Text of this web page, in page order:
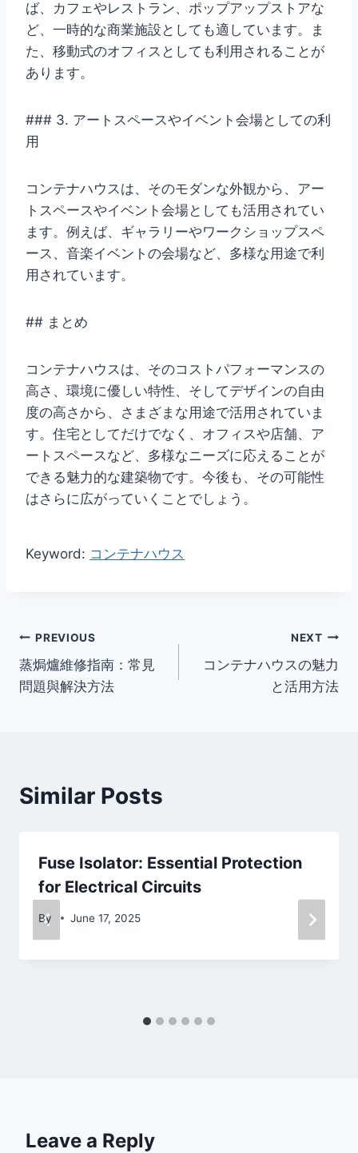
ば、カフェやレストラン、ポップアップストアな
ど、一時的な商業施設としても適しています。ま
た、移動式のオフィスとしても利用されることが
あります。
### 3. アートスペースやイベント会場としての利
用
コンテナハウスは、そのモダンな外観から、アー
トスペースやイベント会場としても活用されてい
ます。例えば、ギャラリーやワークショップスペ
ース、音楽イベントの会場など、多様な用途で利
用されています。
## まとめ
コンテナハウスは、そのコストパフォーマンスの
高さ、環境に優しい特性、そしてデザインの自由
度の高さから、さまざまな用途で活用されていま
す。住宅としてだけでなく、オフィスや店舗、ア
ートスペースなど、多様なニーズに応えることが
できる魅力的な建築物です。今後も、その可能性
はさらに広がっていくことでしょう。
Keyword: コンテナハウス
Post
navigation
PREVIOUS
蒸焗爐維修指南：常見
問題與解決方法
NEXT
コンテナハウスの魅力
と活用方法
Similar Posts
Fuse Isolator: Essential Protection
for Electrical Circuits
By June 17, 2025
Leave a Reply